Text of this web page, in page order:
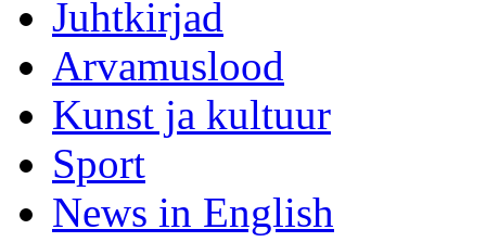
Juhtkirjad
Arvamuslood
Kunst ja kultuur
Sport
News in English